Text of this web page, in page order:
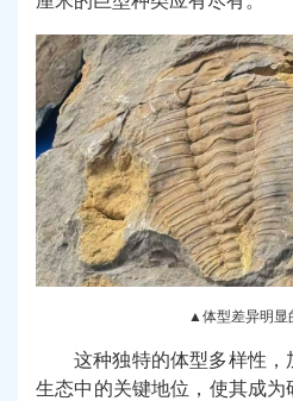
▲体型差异明显
这种独特的体型多样性
生态中的关键地位，使其成